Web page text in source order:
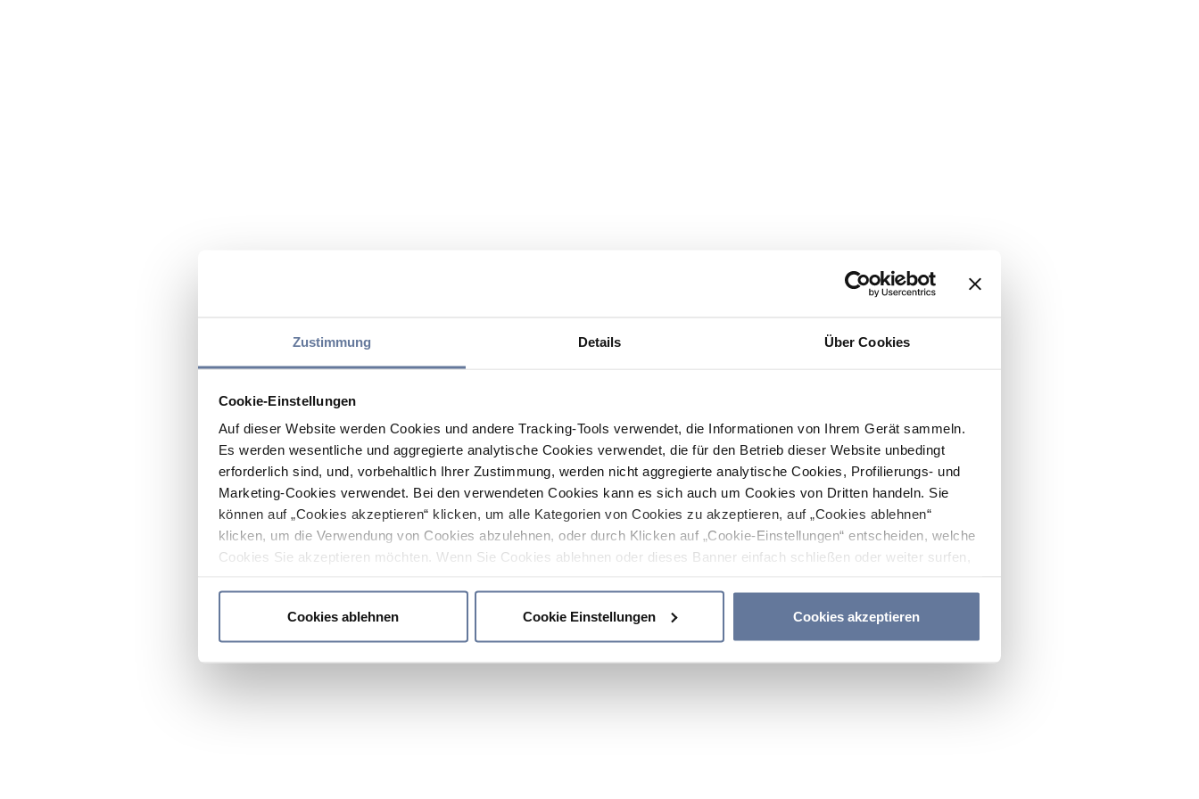
Zustimmung Details Über Cookies
Cookie-Einstellungen
Auf dieser Website werden Cookies und andere Tracking-Tools verwendet, die Informationen von Ihrem Gerät sammeln.
Es werden wesentliche und aggregierte analytische Cookies verwendet, die für den Betrieb dieser Website unbedingt
erforderlich sind, und, vorbehaltlich Ihrer Zustimmung, werden nicht aggregierte analytische Cookies, Profilierungs- und
Marketing-Cookies verwendet. Bei den verwendeten Cookies kann es sich auch um Cookies von Dritten handeln. Sie
können auf „Cookies akzeptieren“ klicken, um alle Kategorien von Cookies zu akzeptieren, auf „Cookies ablehnen“
klicken, um die Verwendung von Cookies abzulehnen, oder durch Klicken auf „Cookie-Einstellungen“ entscheiden, welche
Cookies Sie akzeptieren möchten. Wenn Sie Cookies ablehnen oder dieses Banner einfach schließen oder weiter surfen,
Cookies ablehnen
Cookie Einstellungen Cookies akzeptieren